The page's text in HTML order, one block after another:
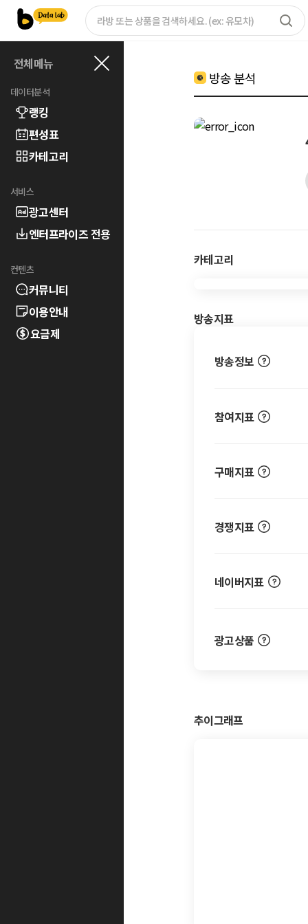
전체메뉴
데이터분석
랭킹
편성표
카테고리
서비스
광고센터
엔터프라이즈 전용
컨텐츠
커뮤니티
이용안내
요금제
방송 분석
카테고리
방송지표
방송정보
참여지표
구매지표
경쟁지표
네이버지표
광고상품
추이그래프